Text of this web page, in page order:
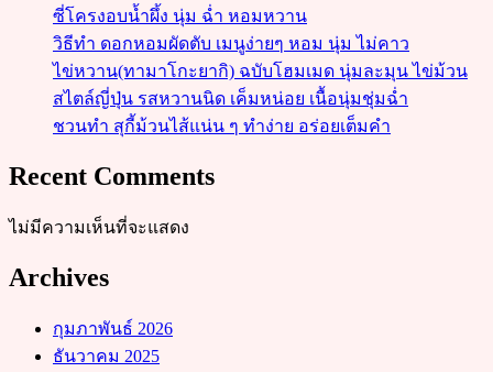
ซี่โครงอบน้ำผึ้ง นุ่ม ฉ่ำ หอมหวาน
วิธีทำ ดอกหอมผัดตับ เมนูง่ายๆ หอม นุ่ม ไม่คาว
ไข่หวาน(ทามาโกะยากิ) ฉบับโฮมเมด นุ่มละมุน ไข่ม้วน
สไตล์ญี่ปุ่น รสหวานนิด เค็มหน่อย เนื้อนุ่มชุ่มฉ่ำ
ชวนทำ สุกี้ม้วนไส้แน่น ๆ ทำง่าย อร่อยเต็มคำ
Recent Comments
ไม่มีความเห็นที่จะแสดง
Archives
กุมภาพันธ์ 2026
ธันวาคม 2025